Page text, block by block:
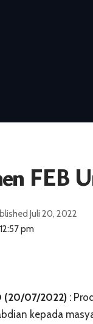
FEB
pm
Juli 20, 2022
(20/07/2022) :
kepada